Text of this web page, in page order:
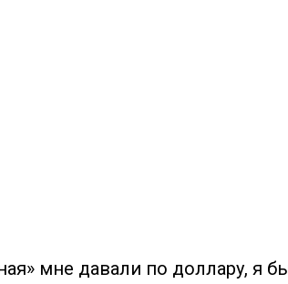
мне давали по доллару, я